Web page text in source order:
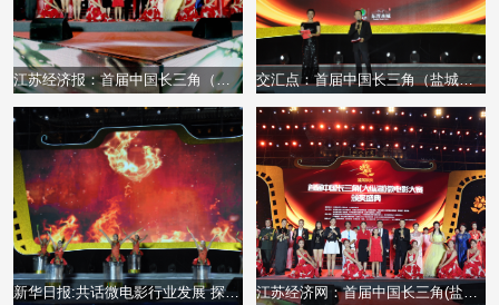
江苏经济报：首届中国长三角（盐城大纵湖）微电影大赛颁奖晚会盛况空前 交汇点：首届中国长三角（盐城大纵湖）微电影大赛颁奖晚会盛况空前
新华日报:共话微电影行业发展 探寻东晋水城自在生活